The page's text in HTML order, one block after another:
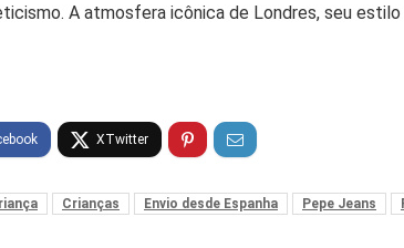
A atmosfera icônica de Londres, seu
Crianças Envio desde Espanha Pepe Jeans